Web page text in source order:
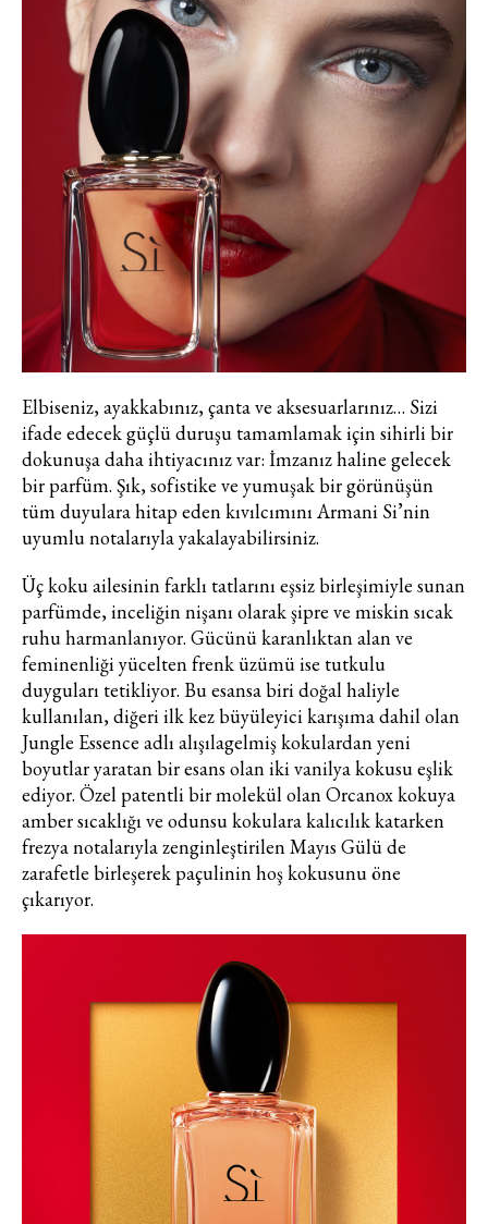
Haftalık E-Bülten
Moda dünyasında neler oluyor? Yeni
fikirler, öne çıkan koleksiyonlar, en
vogue trendler, ünlülerden güzelllik
sırları ve en popüler partilerden
Elbiseniz, ayakkabınız, çanta ve aksesuarlarınız… Sizi
ifade edecek güçlü duruşu tamamlamak için sihirli bir
dokunuşa daha ihtiyacınız var: İmzanız haline gelecek
bir parfüm. Şık, sofistike ve yumuşak bir görünüşün
tüm duyulara hitap eden kıvılcımını Armani Si’nin
uyumlu notalarıyla yakalayabilirsiniz.
Üç koku ailesinin farklı tatlarını eşsiz birleşimiyle sunan
parfümde, inceliğin nişanı olarak şipre ve miskin sıcak
ruhu harmanlanıyor. Gücünü karanlıktan alan ve
feminenliği yücelten frenk üzümü ise tutkulu
duyguları tetikliyor. Bu esansa biri doğal haliyle
kullanılan, diğeri ilk kez büyüleyici karışıma dahil olan
Jungle Essence adlı alışılagelmiş kokulardan yeni
boyutlar yaratan bir esans olan iki vanilya kokusu eşlik
ediyor. Özel patentli bir molekül olan Orcanox kokuya
amber sıcaklığı ve odunsu kokulara kalıcılık katarken
frezya notalarıyla zenginleştirilen Mayıs Gülü de
zarafetle birleşerek paçulinin hoş kokusunu öne
çıkarıyor.